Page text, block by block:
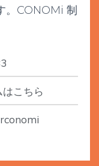
CONOMi 制
こちら